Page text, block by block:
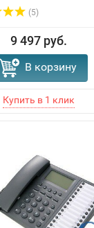
(5)
9 497 руб.
В корзину